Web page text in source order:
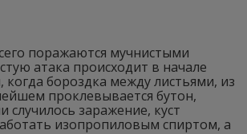
поражаются мучнистыми
атака происходит в начале
когда бороздка между листьями, из
проклевывается бутон,
случилось заражение, куст
изопропиловым спиртом, а